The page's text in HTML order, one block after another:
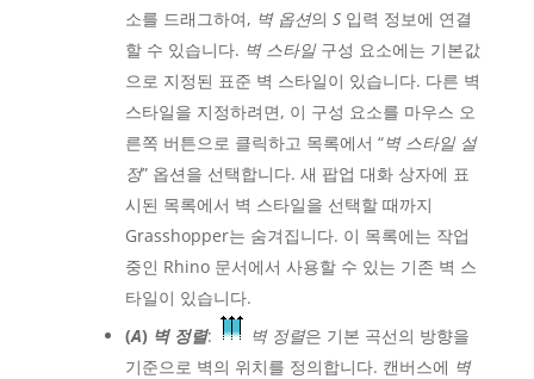
소를 드래그하여, 벽 옵션의 S입력 정보에 연결
할 수 있습니다. 벽 스타일구성 요소에는 기본값
으로 지정된 표준 벽 스타일이 있습니다. 다른 벽
스타일을 지정하려면, 이 구성 요소를 마우스 오
른쪽 버튼으로 클릭하고 목록에서 “벽 스타일 설
정” 옵션을 선택합니다. 새 팝업 대화 상자에 표
시된 목록에서 벽 스타일을 선택할 때까지
Grasshopper는 숨겨집니다. 이 목록에는 작업
중인 Rhino 문서에서 사용할 수 있는 기존 벽 스
타일이 있습니다.
(A) 벽 정렬: 벽 정렬은 기본 곡선의 방향을
기준으로 벽의 위치를 정의합니다. 캔버스에 벽